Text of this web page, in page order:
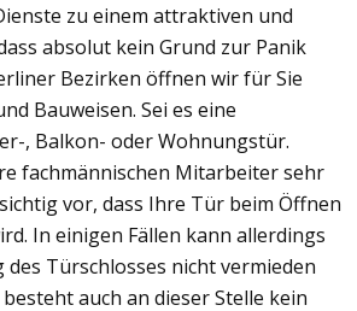
zu einem attraktiven und
absolut kein Grund zur Panik
Bezirken öffnen wir für Sie
Bauweisen. Sei es eine
, Balkon- oder Wohnungstür.
fachmännischen Mitarbeiter sehr
vor, dass Ihre Tür beim Öffnen
In einigen Fällen kann allerdings
des Türschlosses nicht vermieden
auch an dieser Stelle kein